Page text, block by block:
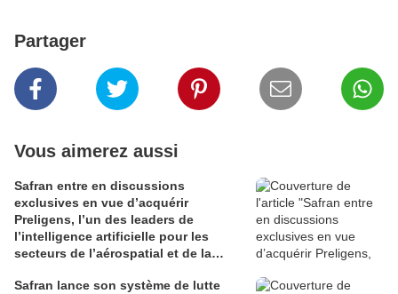
Partager
Vous aimerez aussi
Safran entre en discussions
exclusives en vue d’acquérir
Preligens, l’un des leaders de
l’intelligence artificielle pour les
secteurs de l’aérospatial et de la
Safran lance son système de lutte